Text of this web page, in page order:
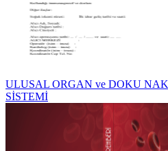
ULUSAL ORGAN ve DOKU
SİSTEMİ